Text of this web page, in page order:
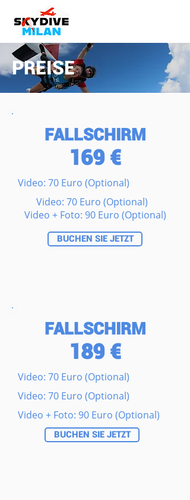
PREISE
FALLSCHIRM
169 €
Video: 70 Euro (Optional)
Video: 70 Euro (Optional)
Video + Foto: 90 Euro (Optional)
BUCHEN SIE JETZT
FALLSCHIRM
189 €
Video: 70 Euro (Optional)
Video: 70 Euro (Optional)
Video + Foto: 90 Euro (Optional)
BUCHEN SIE JETZT